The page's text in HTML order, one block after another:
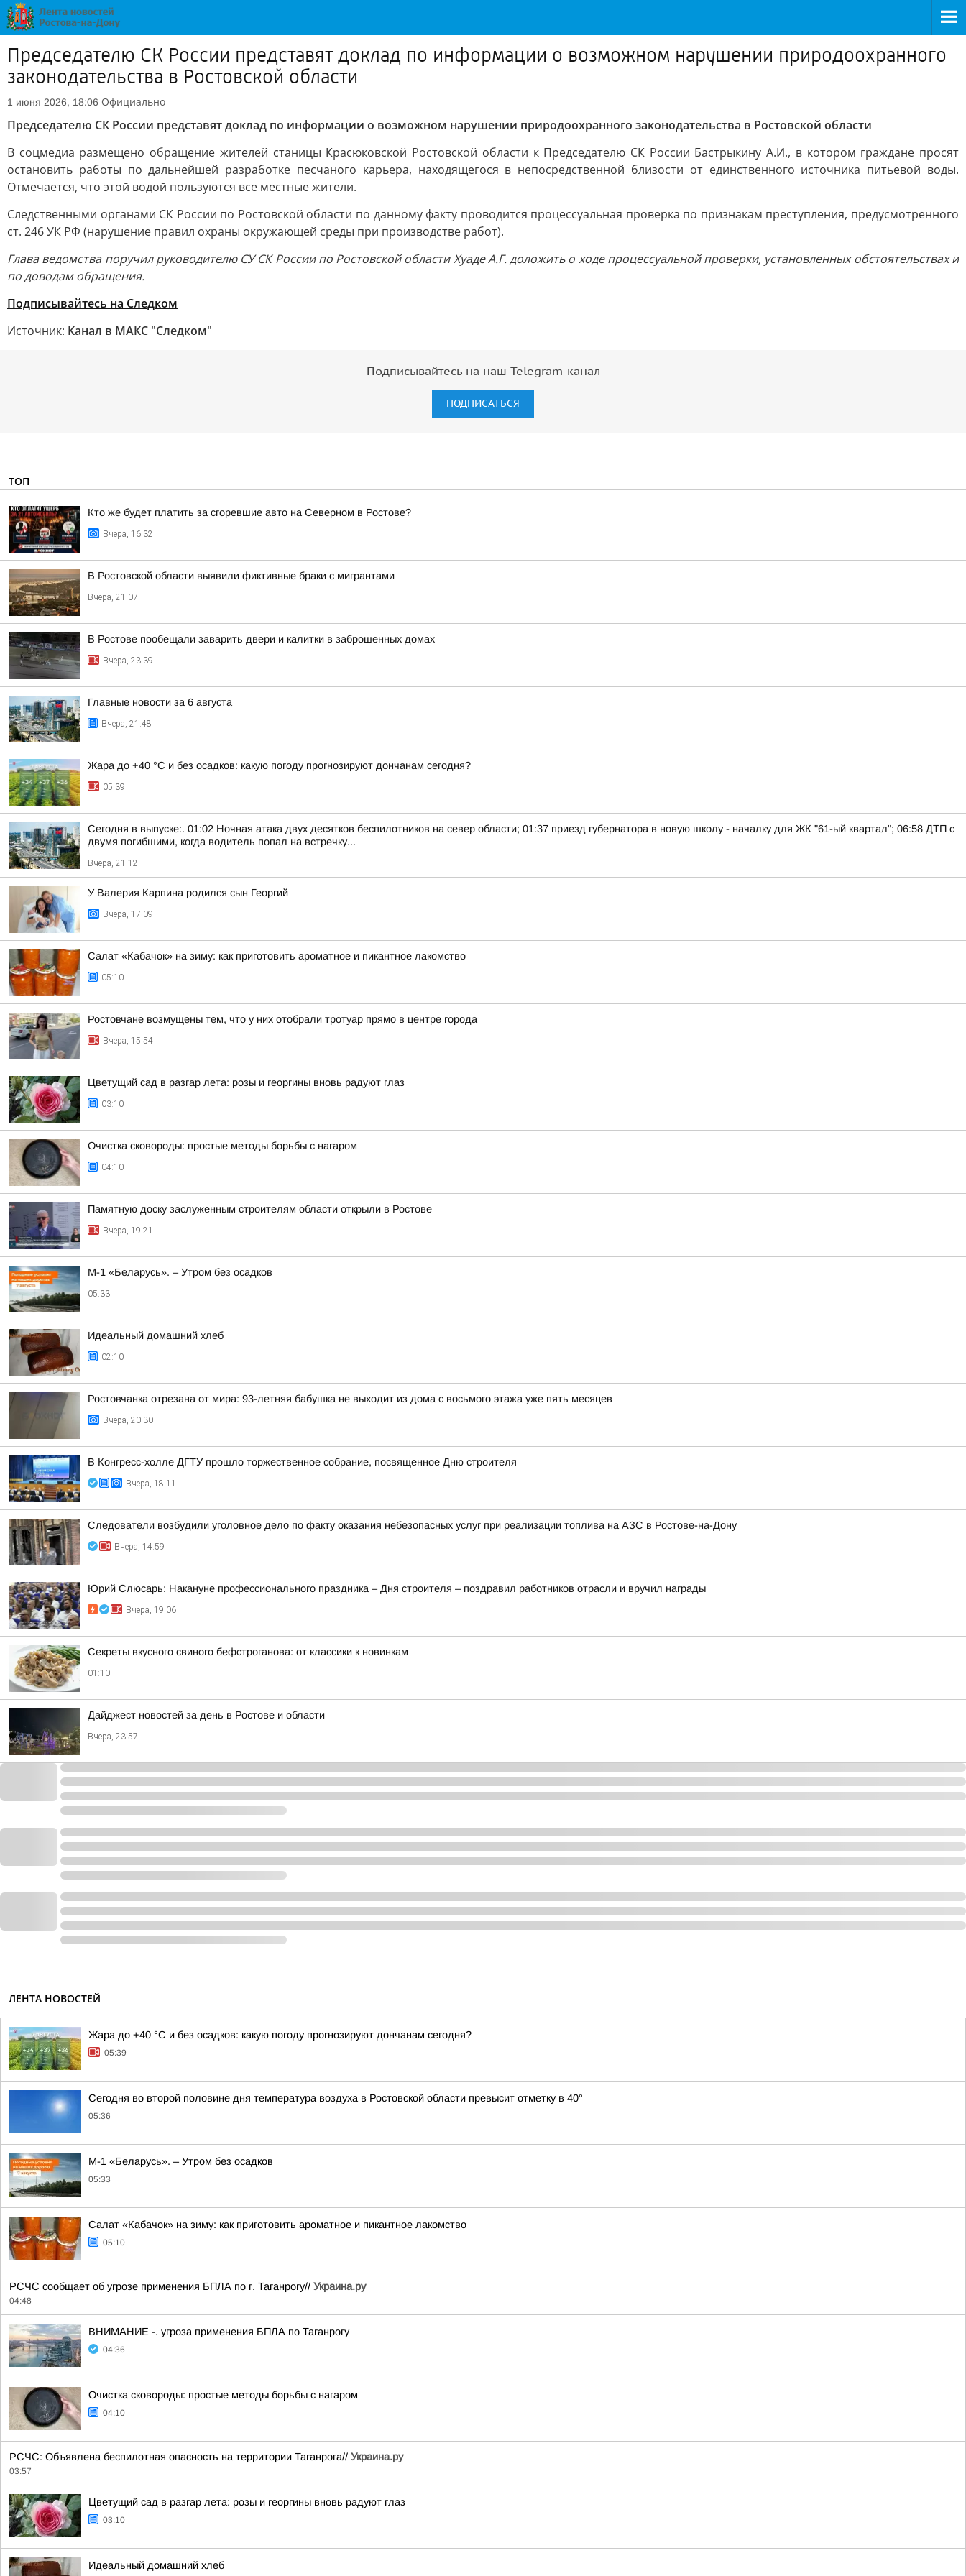
Председателю СК России представят доклад по информации о возможном нарушении природоохранного
законодательства в Ростовской области
1 июня 2026, 18:06 Официально
Председателю СК России представят доклад по информации о возможном нарушении природоохранного законодательства в Ростовской области
В соцмедиа размещено обращение жителей станицы Красюковской Ростовской области к Председателю СК России Бастрыкину А.И., в котором граждане просят
остановить работы по дальнейшей разработке песчаного карьера, находящегося в непосредственной близости от единственного источника питьевой воды.
Отмечается, что этой водой пользуются все местные жители.
Следственными органами СК России по Ростовской области по данному факту проводится процессуальная проверка по признакам преступления, предусмотренного
ст. 246 УК РФ (нарушение правил охраны окружающей среды при производстве работ).
Глава ведомства поручил руководителю СУ СК России по Ростовской области Хуаде А.Г. доложить о ходе процессуальной проверки, установленных обстоятельствах и
по доводам обращения.
Подписывайтесь на Следком
Источник: Канал в МАКС "Следком"
Подписывайтесь на наш Telegram-канал
ПОДПИСАТЬСЯ
ТОП
Кто же будет платить за сгоревшие авто на Северном в Ростове?
Вчера, 16:32
В Ростовской области выявили фиктивные браки с мигрантами
Вчера, 21:07
В Ростове пообещали заварить двери и калитки в заброшенных домах
Вчера, 23:39
Главные новости за 6 августа
Вчера, 21:48
Жара до +40 °С и без осадков: какую погоду прогнозируют дончанам сегодня?
05:39
Сегодня в выпуске:. 01:02 Ночная атака двух десятков беспилотников на север области; 01:37 приезд губернатора в новую школу - началку для ЖК "61-ый квартал"; 06:58 ДТП с
двумя погибшими, когда водитель попал на встречку...
Вчера, 21:12
У Валерия Карпина родился сын Георгий
Вчера, 17:09
Салат «Кабачок» на зиму: как приготовить ароматное и пикантное лакомство
05:10
Ростовчане возмущены тем, что у них отобрали тротуар прямо в центре города
Вчера, 15:54
Цветущий сад в разгар лета: розы и георгины вновь радуют глаз
03:10
Очистка сковороды: простые методы борьбы с нагаром
04:10
Памятную доску заслуженным строителям области открыли в Ростове
Вчера, 19:21
М-1 «Беларусь». – Утром без осадков
05:33
Идеальный домашний хлеб
02:10
Ростовчанка отрезана от мира: 93-летняя бабушка не выходит из дома с восьмого этажа уже пять месяцев
Вчера, 20:30
В Конгресс-холле ДГТУ прошло торжественное собрание, посвященное Дню строителя
Вчера, 18:11
Следователи возбудили уголовное дело по факту оказания небезопасных услуг при реализации топлива на АЗС в Ростове-на-Дону
Вчера, 14:59
Юрий Слюсарь: Накануне профессионального праздника – Дня строителя – поздравил работников отрасли и вручил награды
Вчера, 19:06
Секреты вкусного свиного бефстроганова: от классики к новинкам
01:10
Дайджест новостей за день в Ростове и области
Вчера, 23:57
ЛЕНТА НОВОСТЕЙ
Жара до +40 °С и без осадков: какую погоду прогнозируют дончанам сегодня?
05:39
Сегодня во второй половине дня температура воздуха в Ростовской области превысит отметку в 40°
05:36
М-1 «Беларусь». – Утром без осадков
05:33
Салат «Кабачок» на зиму: как приготовить ароматное и пикантное лакомство
05:10
РСЧС сообщает об угрозе применения БПЛА по г. Таганрогу// Украина.ру
04:48
ВНИМАНИЕ -. угроза применения БПЛА по Таганрогу
04:36
Очистка сковороды: простые методы борьбы с нагаром
04:10
РСЧС: Объявлена беспилотная опасность на территории Таганрога// Украина.ру
03:57
Цветущий сад в разгар лета: розы и георгины вновь радуют глаз
03:10
Идеальный домашний хлеб